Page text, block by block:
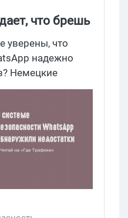
что брешь
проблема
уверены, что
надежно
Немецкие
проникнуть
на